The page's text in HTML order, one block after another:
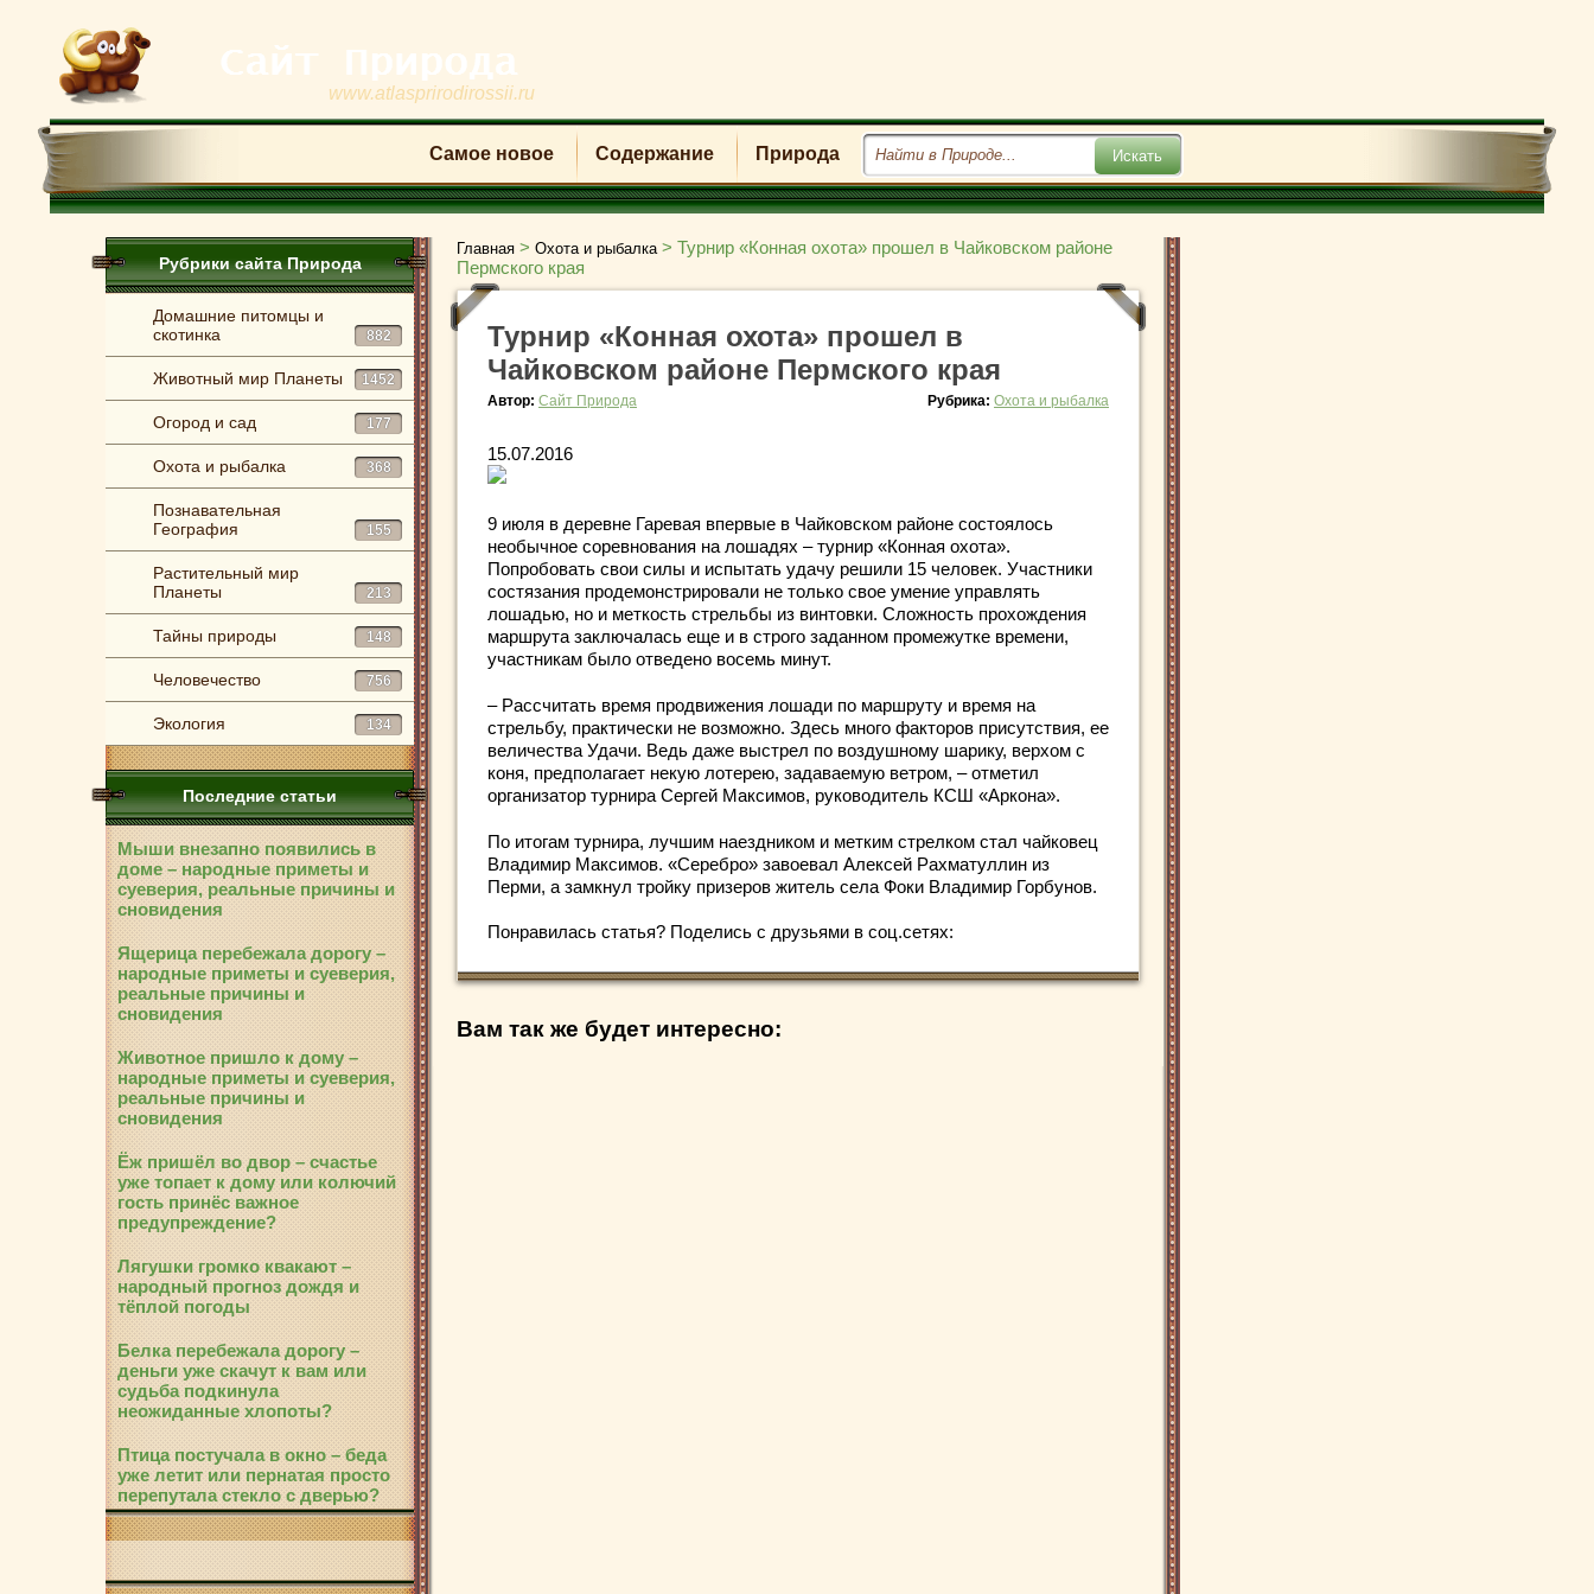
www.atlasprirodirossii.ru
Самое новое Содержание Природа
Рубрики сайта Природа
Домашние питомцы и
скотинка
882
Животный мир Планеты 1452
Огород и сад 177
Охота и рыбалка 368
Познавательная
География
155
Растительный мир
Планеты
213
Тайны природы 148
Человечество 756
Экология 134
Последние статьи
Мыши внезапно появились в
доме – народные приметы и
суеверия, реальные причины и
сновидения
Ящерица перебежала дорогу –
народные приметы и суеверия,
реальные причины и
сновидения
Животное пришло к дому –
народные приметы и суеверия,
реальные причины и
сновидения
Ёж пришёл во двор – счастье
уже топает к дому или колючий
гость принёс важное
предупреждение?
Лягушки громко квакают –
народный прогноз дождя и
тёплой погоды
Белка перебежала дорогу –
деньги уже скачут к вам или
судьба подкинула
неожиданные хлопоты?
Птица постучала в окно – беда
уже летит или пернатая просто
перепутала стекло с дверью?
Главная > Охота и рыбалка > Турнир «Конная охота» прошел в Чайковском районе
Пермского края
Турнир «Конная охота» прошел в
Чайковском районе Пермского края
Автор: Сайт Природа Рубрика: Охота и рыбалка
15.07.2016
9 июля в деревне Гаревая впервые в Чайковском районе состоялось
необычное соревнования на лошадях – турнир «Конная охота».
Попробовать свои силы и испытать удачу решили 15 человек. Участники
состязания продемонстрировали не только свое умение управлять
лошадью, но и меткость стрельбы из винтовки. Сложность прохождения
маршрута заключалась еще и в строго заданном промежутке времени,
участникам было отведено восемь минут.
– Рассчитать время продвижения лошади по маршруту и время на
стрельбу, практически не возможно. Здесь много факторов присутствия, ее
величества Удачи. Ведь даже выстрел по воздушному шарику, верхом с
коня, предполагает некую лотерею, задаваемую ветром, – отметил
организатор турнира Сергей Максимов, руководитель КСШ «Аркона».
По итогам турнира, лучшим наездником и метким стрелком стал чайковец
Владимир Максимов. «Серебро» завоевал Алексей Рахматуллин из
Перми, а замкнул тройку призеров житель села Фоки Владимир Горбунов.
Понравилась статья? Поделись с друзьями в соц.сетях:
Вам так же будет интересно: